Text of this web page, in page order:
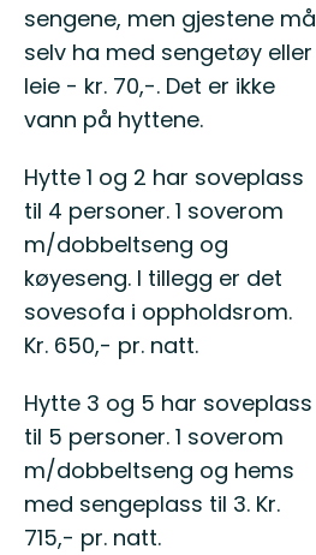
sengene, men gjestene må
selv ha med sengetøy eller
leie - kr. 70,-. Det er ikke
vann på hyttene.
Hytte 1 og 2 har soveplass
til 4 personer. 1 soverom
m/dobbeltseng og
køyeseng. I tillegg er det
sovesofa i oppholdsrom.
Kr. 650,- pr. natt.
Hytte 3 og 5 har soveplass
til 5 personer. 1 soverom
m/dobbeltseng og hems
med sengeplass til 3. Kr.
715,- pr. natt.